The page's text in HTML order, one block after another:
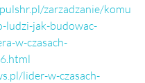
zarzadzanie/komu
ludzi-jak-budowac-
w-czasach-
lider-w-czasach-